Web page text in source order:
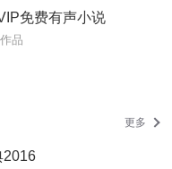
免费有声小说
品
更多
2016